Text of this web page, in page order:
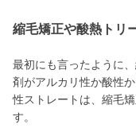
縮毛矯正や酸熱トリ
最初にも言ったように
剤がアルカリ性か酸性
性ストレートは、縮毛
す。